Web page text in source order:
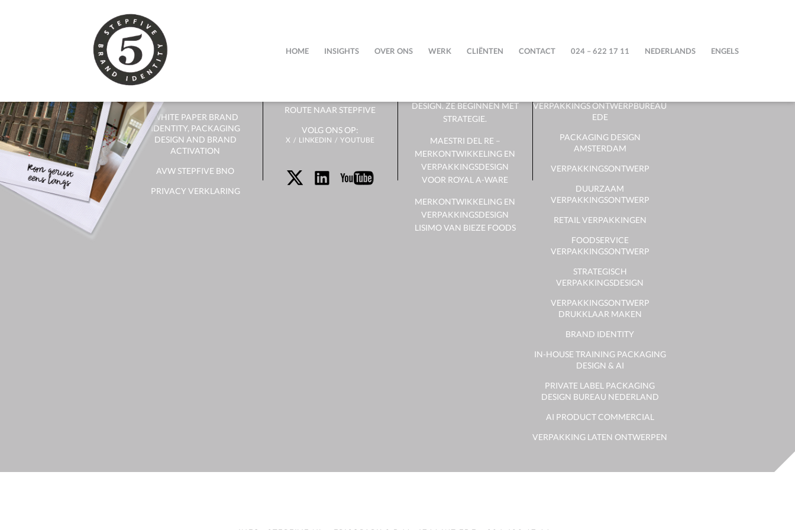
HOME INSIGHTS OVER ONS WERK CLIËNTEN CONTACT 024 – 622 17 11 NEDERLANDS ENGELS
CONTACT
CONTACT OPNEMEN
WHITE PAPER BRAND
IDENTITY, PACKAGING
DESIGN AND BRAND
ACTIVATION
AVW STEPFIVE BNO
PRIVACY VERKLARING
ONS
ROUTE NAAR STEPFIVE
VOLG ONS OP:
X LINKEDIN YOUTUBE
DESIGN. ZE BEGINNEN MET
STRATEGIE.
MAESTRI DEL RE –
MERKONTWIKKELING EN
VERPAKKINGSDESIGN
VOOR ROYAL A-WARE
MERKONTWIKKELING EN
VERPAKKINGSDESIGN
LISIMO VAN BIEZE FOODS
VERPAKKINGS ONTWERPBUREAU
EDE
PACKAGING DESIGN
AMSTERDAM
VERPAKKINGSONTWERP
DUURZAAM
VERPAKKINGSONTWERP
RETAIL VERPAKKINGEN
FOODSERVICE
VERPAKKINGSONTWERP
STRATEGISCH
VERPAKKINGSDESIGN
VERPAKKINGSONTWERP
DRUKKLAAR MAKEN
BRAND IDENTITY
IN-HOUSE TRAINING PACKAGING
DESIGN & AI
PRIVATE LABEL PACKAGING
DESIGN BUREAU NEDERLAND
AI PRODUCT COMMERCIAL
VERPAKKING LATEN ONTWERPEN